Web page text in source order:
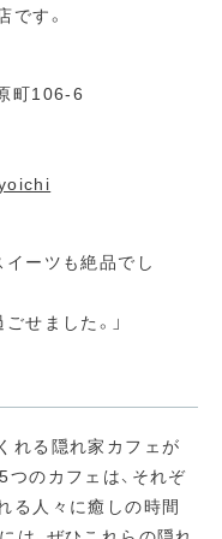
です。
町106-6
イーツも絶品でし
せました。」
れる隠れ家カフェが
つのカフェは、それぞ
る人々に癒しの時間